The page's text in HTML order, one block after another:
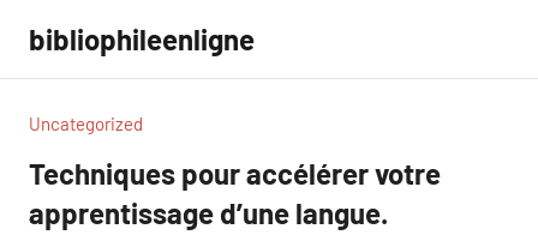
contenu
bibliophileenligne
Uncategorized
Techniques pour accélérer votre
apprentissage d’une langue.